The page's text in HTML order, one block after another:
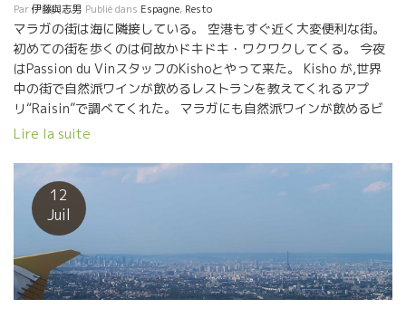
人が、どんな風に造っているのか？無性に知りたくなってきた。
この二つの生産者には、何とか逢ってみたいなと強く思った。 開
拓の旅での、こんな逸品との出逢いが最高に楽しい！！ 発見に、
心が躍る！！ 誰かが探しまわらないと、日本に入らない。 こん
な仕事ができて、本当に幸せだと思う。すべてに感謝！！ 数カ月
後には、日本の皆さんが、飲めるようにしたい。 この美味しさ
を、是非皆さんに楽しんでもらいたい。！！
Par伊藤與志男 Publié dans Espagne, Resto
マラガの街は海に隣接している。 空港もすぐ近く大変便利な街。
初めての街を歩くのは何故かドキドキ・ワクワクしてくる。 今夜
はPassion du VinスタッフのKishoとやって来た。 Kisho が,世界
中の街で自然派ワインが飲めるレストランを教えてくれるアプ
リ“Raisin”で調べてくれた。 マラガにも自然派ワインが飲めるビ
ストロがあるとのこと。 ホテルから２キロほどとのこと、街の探
の奥深い歴史が詰まっている。 北アフリカに近く何百年に渡って
イスラム人とスペイン人が共に住んでいた。 この二つの文化が混
在してアンダルシア文化が形成されてきた。 食の中にも、建物に
も大きく影響して溶け込んでいる。 建築物もオリエンタルっぽい
ものが多い。 同じラテン系のフランス、イタリアとは異質の文化
がある。 Kishoの先導で街の中心を歩く。 アンダルシアの夕食は
遅い。 １０時ごろからレストランが込んで来る。 テラスで簡単な
Lire la suite
12
Juil